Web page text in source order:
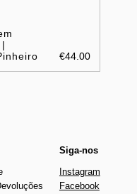
€44.00
Siga-nos
Instagram
Facebook